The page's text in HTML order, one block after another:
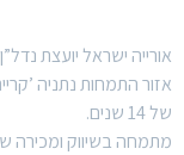
אורייה ישראל יועצת
אזור התמחות נתניה
של 14 שנים.
מתמחה בשיווק ומכירה